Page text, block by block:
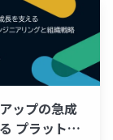
ップの急成
プラットフ